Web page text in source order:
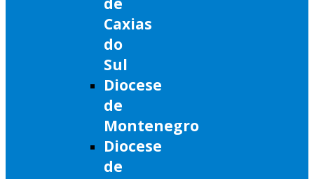
Caxias
do
Sul
Diocese
de
Montenegro
Diocese
de